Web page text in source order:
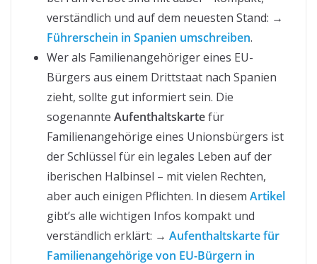
verständlich und auf dem neuesten Stand: →
Führerschein in Spanien umschreiben.
Wer als Familienangehöriger eines EU-
Bürgers aus einem Drittstaat nach Spanien
zieht, sollte gut informiert sein. Die
sogenannte Aufenthaltskartefür
Familienangehörige eines Unionsbürgers ist
der Schlüssel für ein legales Leben auf der
iberischen Halbinsel – mit vielen Rechten,
aber auch einigen Pflichten. In diesem Artikel
gibt’s alle wichtigen Infos kompakt und
verständlich erklärt: → Aufenthaltskarte für
Familienangehörige von EU-Bürgern in